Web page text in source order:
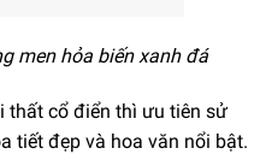
men hỏa biến xanh đá
thất cổ điển thì ưu tiên sử
tiết đẹp và hoa văn nổi bật.